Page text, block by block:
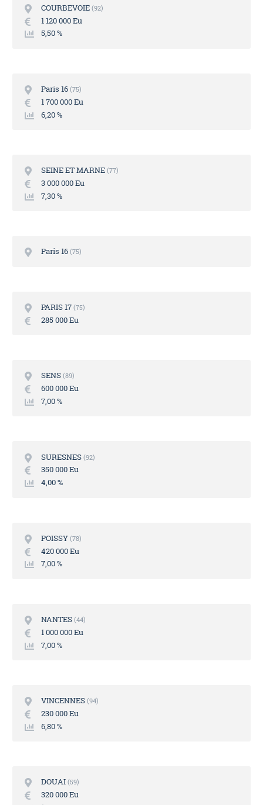
COURBEVOIE 92
1 120 000 Eu
5,50 %
Paris 16 75
1 700 000 Eu
6,20 %
SEINE ET MARNE 77
3 000 000 Eu
7,30 %
Paris 16 75
PARIS 17 75
285 000 Eu
SENS 89
600 000 Eu
7,00 %
SURESNES 92
350 000 Eu
4,00 %
POISSY 78
420 000 Eu
7,00 %
NANTES 44
1 000 000 Eu
7,00 %
VINCENNES 94
230 000 Eu
6,80 %
DOUAI 59
320 000 Eu